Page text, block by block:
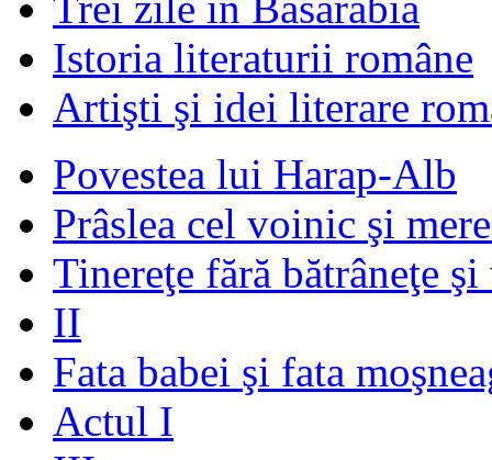
Istoria literaturii române
Artişti şi idei literare
Povestea lui Harap-Alb
Prâslea cel voinic şi
Tinereţe fără bătrâneţe
II
Fata babei şi fata
Actul I